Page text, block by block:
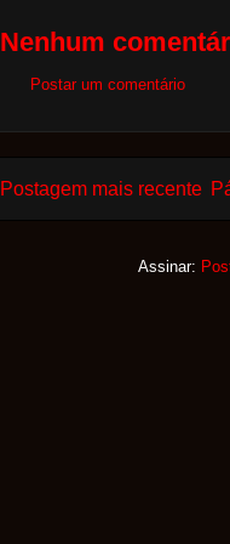
Nenhum
Postar um comentário
Postagem mais recente
Assinar: